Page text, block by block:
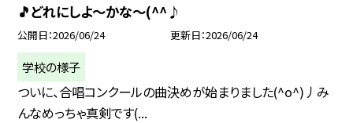
🎵どれにしよ～かな～(^^♪
公開日 2026/06/24 更新日 2026/06/24
学校の様子
ついに、合唱コンクールの曲決めが始まりました(^o^)丿み
んなめっちゃ真剣です(...